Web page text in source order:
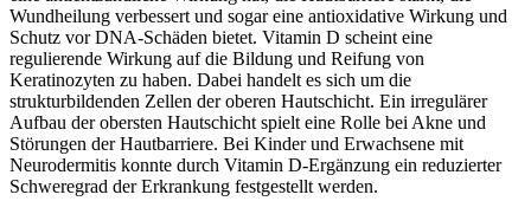
Wundheilung verbessert und sogar eine antioxidative Wirkung und
Schutz vor DNA-Schäden bietet. Vitamin D scheint eine
regulierende Wirkung auf die Bildung und Reifung von
Keratinozyten zu haben. Dabei handelt es sich um die
strukturbildenden Zellen der oberen Hautschicht. Ein irregulärer
Aufbau der obersten Hautschicht spielt eine Rolle bei Akne und
Störungen der Hautbarriere. Bei Kinder und Erwachsene mit
Neurodermitis konnte durch Vitamin D-Ergänzung ein reduzierter
Schweregrad der Erkrankung festgestellt werden.